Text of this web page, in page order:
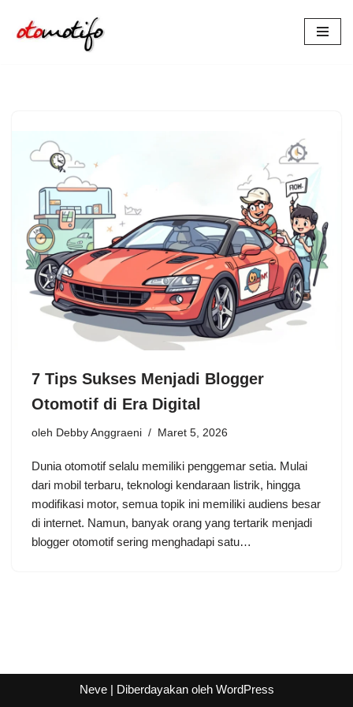
Lompat
7 Tips Sukses Menjadi Blogger
Otomotif di Era Digital
oleh Debby Anggraeni Maret 5, 2026
Dunia otomotif selalu memiliki penggemar setia. Mulai
dari mobil terbaru, teknologi kendaraan listrik, hingga
modifikasi motor, semua topik ini memiliki audiens besar
di internet. Namun, banyak orang yang tertarik menjadi
blogger otomotif sering menghadapi satu…
Neve| Diberdayakan oleh WordPress